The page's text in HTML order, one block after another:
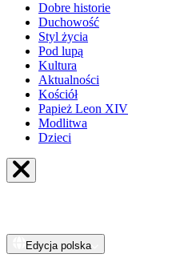
Dobre historie
Duchowość
Styl życia
Pod lupą
Kultura
Aktualności
Kościół
Papież Leon XIV
Modlitwa
Dzieci
Edycja polska